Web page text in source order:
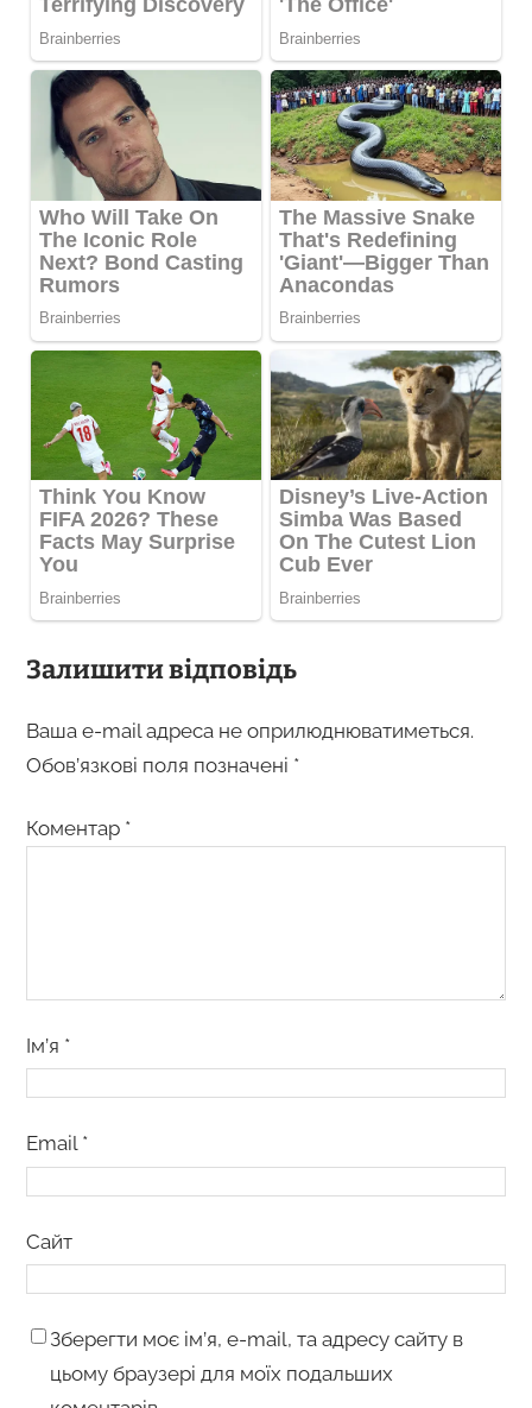
Залишити відповідь
Ваша e-mail адреса не оприлюднюватиметься.
Обов’язкові поля позначені *
Коментар *
Ім’я *
Email *
Сайт
Зберегти моє ім’я, e-mail, та адресу сайту в
цьому браузері для моїх подальших